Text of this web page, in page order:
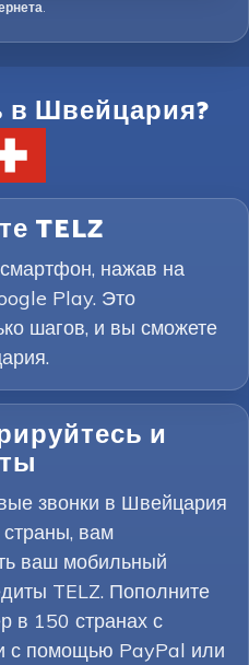
.
в Швейцария?
TELZ
нажав на
Play. Это
шагов, и вы сможете
и
звонки в Швейцария
вам
ваш мобильный
TELZ. Пополните
в 150 странах с
с помощью PayPal или